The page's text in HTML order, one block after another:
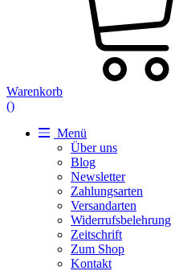
Warenkorb
()
Menü
Über uns
Blog
Newsletter
Zahlungsarten
Versandarten
Widerrufsbelehrung
Zeitschrift
Zum Shop
Kontakt